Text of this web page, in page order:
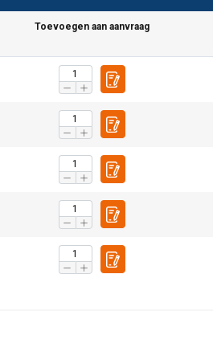
Toevoegen aan aanvraag
DUTCH
ENGLISH TRANSLATION
te analyseren. We
die deze
Niet-
geclassificeerd